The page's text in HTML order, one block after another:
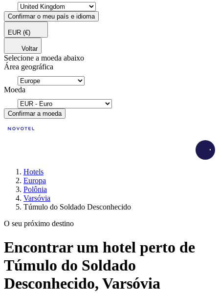
Confirmar o meu país e idioma
EUR (€)
Voltar
Selecione a moeda abaixo
Área geográfica
Moeda
Confirmar a moeda
Hotels
Europa
Polônia
Varsóvia
Túmulo do Soldado Desconhecido
O seu próximo destino
Encontrar um hotel perto de
Túmulo do Soldado
Desconhecido, Varsóvia